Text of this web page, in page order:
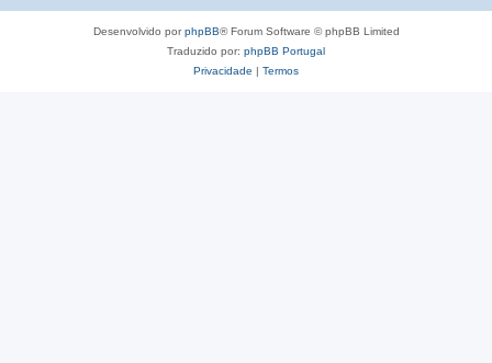
Desenvolvido porphpBB® Forum Software © phpBB Limited
Traduzido por: phpBB Portugal
Privacidade | Termos